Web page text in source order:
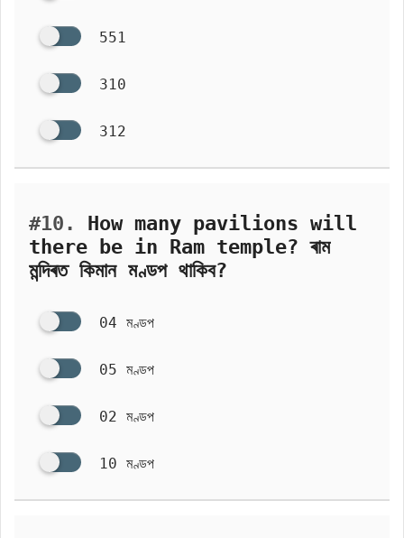
551
310
312
#10.
How many pavilions will
there be in Ram temple? ৰাম
মন্দিৰত কিমান মণ্ডপ থাকিব?
04 মণ্ডপ
05 মণ্ডপ
02 মণ্ডপ
10 মণ্ডপ